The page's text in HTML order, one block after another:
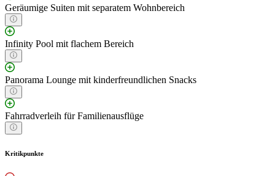
Geräumige Suiten mit separatem Wohnbereich
Infinity Pool mit flachem Bereich
Panorama Lounge mit kinderfreundlichen Snacks
Fahrradverleih für Familienausflüge
Kritikpunkte